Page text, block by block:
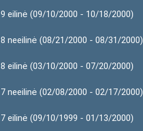
9 eilinė (09/10/2000 - 10/18/2000)
8 neeilinė (08/21/2000 - 08/31/2000)
8 eilinė (03/10/2000 - 07/20/2000)
7 neeilinė (02/08/2000 - 02/17/2000)
7 eilinė (09/10/1999 - 01/13/2000)